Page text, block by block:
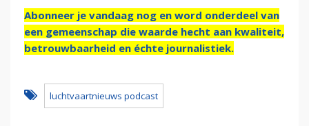
Abonneer je vandaag nog en word onderdeel van
een gemeenschap die waarde hecht aan kwaliteit,
betrouwbaarheid en échte journalistiek.
luchtvaartnieuws podcast